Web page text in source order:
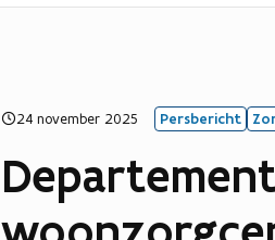
24 november 2025 Persbericht